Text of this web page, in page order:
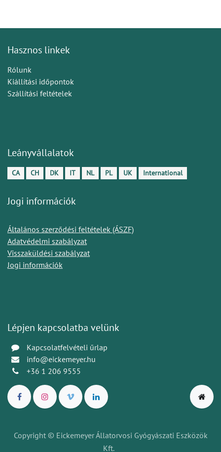
Hasznos linkek
Rólunk
Kiállítási időpontok
Szállítási feltételek
Leányvállalatok
CA CH DK IT NL PL UK International
Jogi információk
Általános szerződési feltételek (ÁSZF)
Adatvédelmi szabályzat
Visszaküldési szabályzat
Jogi információk
Lépjen kapcsolatba velünk
Kapcsolatfelvételi űrlap
info@eickemeyer.hu
+36 1 206 9555
Copyright © Eickemeyer Állatorvosi Gyógyászati Eszközök
Kft.